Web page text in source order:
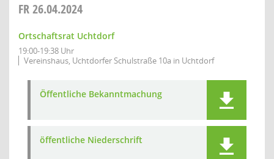
FR26.04.2024
Ortschaftsrat Uchtdorf
19:00-19:38 Uhr
Vereinshaus, Uchtdorfer Schulstraße 10a in Uchtdorf
Öffentliche Bekanntmachung
öffentliche Niederschrift